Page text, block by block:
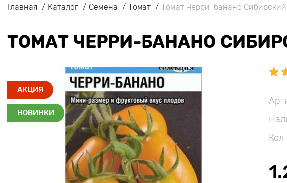
Главная Каталог Семена Томат Томат Черри-банано Сибирский
ТОМАТ ЧЕРРИ-БАНАНО
АКЦИЯ
НОВИНКИ